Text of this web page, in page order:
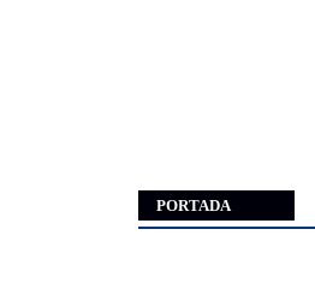
PORTADA